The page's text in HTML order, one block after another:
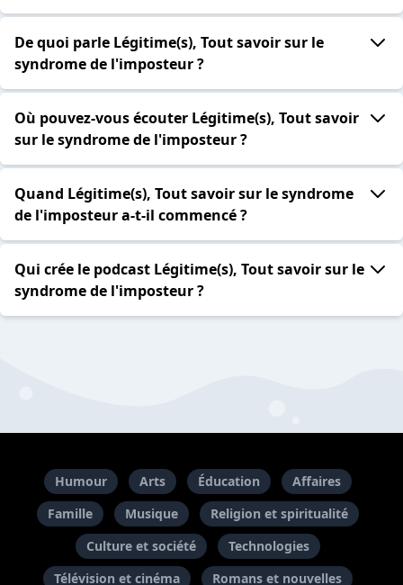
De quoi parle Légitime(s), Tout savoir sur le
syndrome de l'imposteur ?
Où pouvez-vous écouter Légitime(s), Tout savoir
sur le syndrome de l'imposteur ?
Quand Légitime(s), Tout savoir sur le syndrome
de l'imposteur a-t-il commencé ?
Qui crée le podcast Légitime(s), Tout savoir sur le
syndrome de l'imposteur ?
Humour Arts Éducation
Affaires
Famille
Musique
Religion et spiritualité
Culture et société
Technologies
Télévision et cinéma
Romans et nouvelles